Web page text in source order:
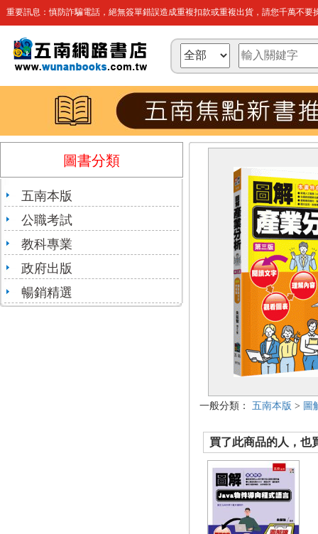
重要訊息：慎防詐騙電話，絕無簽單錯誤造成重複扣款或重複出貨，請您千萬不要
圖書分類
五南本版
公職考試
教科專業
政府出版
暢銷精選
一般分類： 五南本版 > 圖
買了此商品的人，也